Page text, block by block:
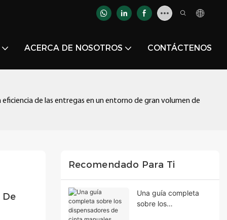
ACERCA DE NOSOTROS CONTÁCTENOS
de las entregas en un entorno de gran volumen de
De
Recomendado Para Ti
Una guía completa
sobre los